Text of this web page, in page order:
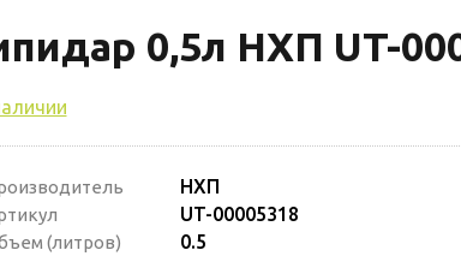
0,5л НХП UT-
НХП
UT-00005318
(литров) 0.5